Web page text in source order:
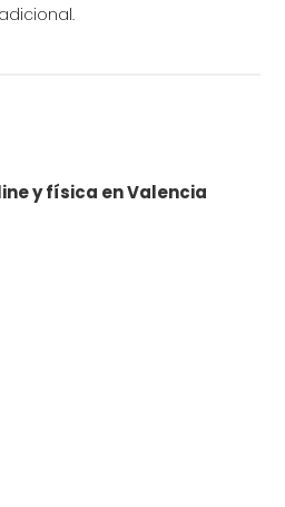
y física en Valencia